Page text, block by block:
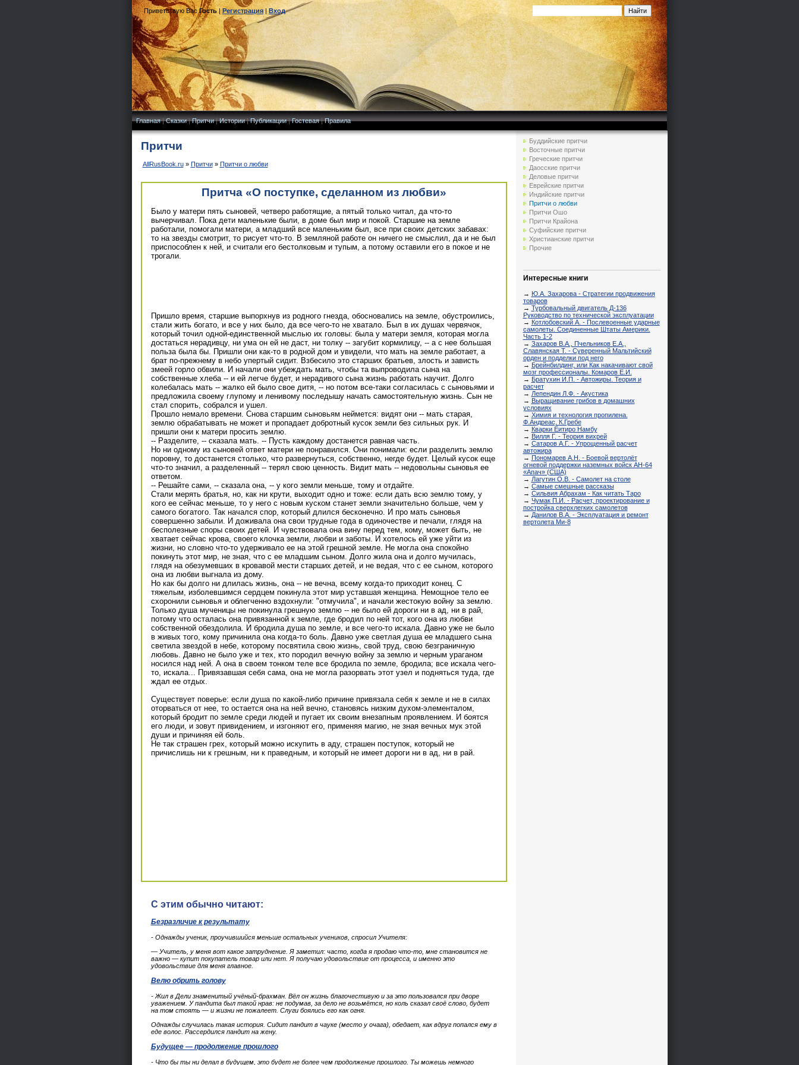
Приветствую Вас Гость|Регистрация|Вход
Главная|Сказки|Притчи|Истории|Публикации|Гостевая|Правила
Притчи
AllRusBook.ru» Притчи» Притчи о любви
Притча «О поступке, сделанном из любви»
Было у матери пять сыновей, четверо работящие, а пятый только читал, да что-то
вычерчивал. Пока дети маленькие были, в доме был мир и покой. Старшие на земле
работали, помогали матери, а младший все маленьким был, все при своих детских забавах:
то на звезды смотрит, то рисует что-то. В земляной работе он ничего не смыслил, да и не был
приспособлен к ней, и считали его бестолковым и тупым, а потому оставили его в покое и не
трогали.
Пришло время, старшие выпорхнув из родного гнезда, обосновались на земле, обустроились,
стали жить богато, и все у них было, да все чего-то не хватало. Был в их душах червячок,
который точил одной-единственной мыслью их головы: была у матери земля, которая могла
достаться нерадивцу, ни ума он ей не даст, ни толку -- загубит кормилицу, -- а с нее большая
польза была бы. Пришли они как-то в родной дом и увидели, что мать на земле работает, а
брат по-прежнему в небо упертый сидит. Взбесило это старших братьев, злость и зависть
змеей горло обвили. И начали они убеждать мать, чтобы та выпроводила сына на
собственные хлеба -- и ей легче будет, и нерадивого сына жизнь работать научит. Долго
колебалась мать -- жалко ей было свое дитя, -- но потом все-таки согласилась с сыновьями и
предложила своему глупому и ленивому последышу начать самостоятельную жизнь. Сын не
стал спорить, собрался и ушел.
Прошло немало времени. Снова старшим сыновьям неймется: видят они -- мать старая,
землю обрабатывать не может и пропадает добротный кусок земли без сильных рук. И
пришли они к матери просить землю.
-- Разделите, -- сказала мать. -- Пусть каждому достанется равная часть.
Но ни одному из сыновей ответ матери не понравился. Они понимали: если разделить землю
поровну, то достанется столько, что развернуться, собственно, негде будет. Целый кусок еще
что-то значил, а разделенный -- терял свою ценность. Видит мать -- недовольны сыновья ее
ответом.
-- Решайте сами, -- сказала она, -- у кого земли меньше, тому и отдайте.
Стали мерять братья, но, как ни крути, выходит одно и тоже: если дать всю землю тому, у
кого ее сейчас меньше, то у него с новым куском станет земли значительно больше, чем у
самого богатого. Так начался спор, который длился бесконечно. И про мать сыновья
совершенно забыли. И доживала она свои трудные года в одиночестве и печали, глядя на
бесполезные споры своих детей. И чувствовала она вину перед тем, кому, может быть, не
хватает сейчас крова, своего клочка земли, любви и заботы. И хотелось ей уже уйти из
жизни, но словно что-то удерживало ее на этой грешной земле. Не могла она спокойно
покинуть этот мир, не зная, что с ее младшим сыном. Долго жила она и долго мучилась,
глядя на обезумевших в кровавой мести старших детей, и не ведая, что с ее сыном, которого
она из любви выгнала из дому.
Но как бы долго ни длилась жизнь, она -- не вечна, всему когда-то приходит конец. С
тяжелым, изболевшимся сердцем покинула этот мир уставшая женщина. Немощное тело ее
схоронили сыновья и облегченно вздохнули: "отмучила", и начали жестокую войну за землю.
Только душа мученицы не покинула грешную землю -- не было ей дороги ни в ад, ни в рай,
потому что осталась она привязанной к земле, где бродил по ней тот, кого она из любви
собственной обездолила. И бродила душа по земле, и все чего-то искала. Давно уже не было
в живых того, кому причинила она когда-то боль. Давно уже светлая душа ее младшего сына
светила звездой в небе, которому посвятила свою жизнь, свой труд, свою безграничную
любовь. Давно не было уже и тех, кто породил вечную войну за землю и черным ураганом
носился над ней. А она в своем тонком теле все бродила по земле, бродила; все искала чего-
то, искала... Привязавшая себя сама, она не могла разорвать этот узел и подняться туда, где
ждал ее отдых.
Существует поверье: если душа по какой-либо причине привязала себя к земле и не в силах
оторваться от нее, то остается она на ней вечно, становясь низким духом-элементалом,
который бродит по земле среди людей и пугает их своим внезапным проявлением. И боятся
его люди, и зовут привидением, и изгоняют его, применяя магию, не зная вечных мук этой
души и причиняя ей боль.
Не так страшен грех, который можно искупить в аду, страшен поступок, который не
причислишь ни к грешным, ни к праведным, и который не имеет дороги ни в ад, ни в рай.
С этим обычно читают:
Безразличие к результату
- Однажды ученик, проучившийся меньше остальных учеников, спросил Учителя:
— Учитель, у меня вот какое затруднение. Я заметил: часто, когда я продаю что-то, мне становится не
важно — купит покупатель товар или нет. Я получаю удовольствие от процесса, и именно это
удовольствие для меня главное.
Велю обрить голову
- Жил в Дели знаменитый учёный-брахман. Вёл он жизнь благочестивую и за это пользовался при дворе
уважением. У пандита был такой нрав: не подумав, за дело не возьмётся, но коль сказал своё слово, будет
на том стоять — и жизни не пожалеет. Слуги боялись его как огня.
Однажды случилась такая история. Сидит пандит в чауке (место у очага), обедает, как вдруг попался ему в
еде волос. Рассердился пандит на жену.
Будущее — продолжение прошлого
- Что бы ты ни делал в будущем, это будет не более чем продолжение прошлого. Ты можешь немного
Буддийские притчи
Восточные притчи
Греческие притчи
Даосские притчи
Деловые притчи
Еврейские притчи
Индийские притчи
Притчи о любви
Притчи Ошо
Притчи Крайона
Суфийские притчи
Христианские притчи
Прочие
Интересные книги
→ Ю.А. Захарова - Стратегии продвижения
товаров
→ Турбовальный двигатель Д-136
Руководство по технической эксплуатации
→ Котлобовский А. - Послевоенные ударные
самолеты. Соединенные Штаты Америки.
Часть 1-2
→ Захаров В.А., Пчельников Е.А.,
Славянская Т. - Суверенный Мальтийский
орден и подделки под него
→ Брейнбилдинг, или Как накачивают свой
мозг профессионалы. Комаров Е.И.
→ Братухин И.П. - Автожиры. Теория и
расчет
→ Лепендин Л.Ф. - Акустика
→ Выращивание грибов в домашних
условиях
→ Химия и технология пропилена.
Ф.Андреас, К.Гребе
→ Кварки Ёитиро Намбу
→ Вилля Г. - Теория вихрей
→ Сатаров А.Г. - Упрощенный расчет
автожира
→ Пономарев А.Н. - Боевой вертолёт
огневой поддержки наземных войск AH-64
«Апач» (США)
→ Лагутин О.В. - Самолет на столе
→ Самые смешные рассказы
→ Сильвия Абрахам - Как читать Таро
→ Чумак П.И. - Расчет, проектирование и
постройка сверхлегких самолетов
→ Данилов В.А. - Эксплуатация и ремонт
вертолета Ми-8